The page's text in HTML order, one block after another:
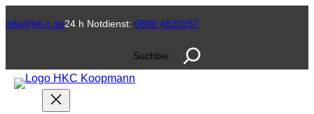
info@hk-c.de24 h Notdienst: 0800 4520257
S
u